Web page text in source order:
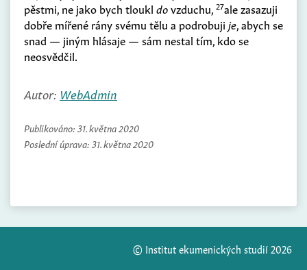
pěstmi, ne jako bych tloukl dovzduchu, 27ale zasazuji
dobře mířené rány svému tělu a podrobuji je, abych se
snad — jiným hlásaje — sám nestal tím, kdo se
neosvědčil.
Autor: WebAdmin
Publikováno: 31. května 2020
Poslední úprava: 31. května 2020
© Institut ekumenických studií 2026